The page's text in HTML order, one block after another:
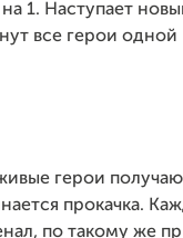
1. Наступает
все герои
герои
прокачка.
по такому же